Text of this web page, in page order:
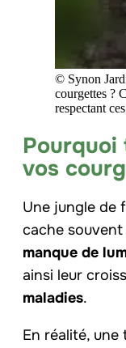
© Synon
courgettes ?
respectant
vos
Une jungle de
cache
manque de
ainsi leur
maladies.
En réalité,